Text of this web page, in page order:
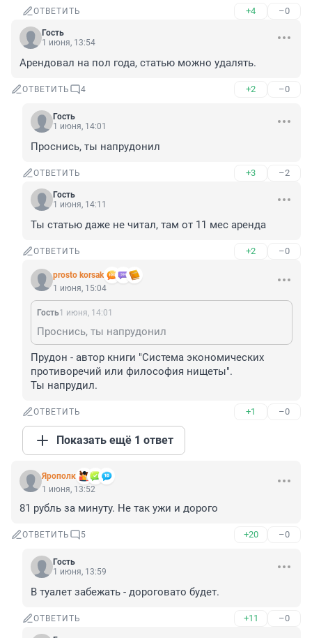
ОТВЕТИТЬ +4 –0
Гость
1 июня, 13:54
Арендовал на пол года, статью можно удалять.
ОТВЕТИТЬ 4 +2 –0
Гость
1 июня, 14:01
Проснись, ты напрудонил
ОТВЕТИТЬ +3 –2
Гость
1 июня, 14:11
Ты статью даже не читал, там от 11 мес аренда
ОТВЕТИТЬ +2 –0
prosto korsak
1 июня, 15:04
Гость1 июня, 14:01
Проснись, ты напрудонил
Прудон - автор книги "Система экономических
противоречий или философия нищеты".
Ты напрудил.
ОТВЕТИТЬ +1 –0
Показать ещё 1 ответ
Ярополк
1 июня, 13:52
81 рубль за минуту. Не так ужи и дорого
ОТВЕТИТЬ 5 +20 –0
Гость
1 июня, 13:59
В туалет забежать - дороговато будет.
ОТВЕТИТЬ +11 –0